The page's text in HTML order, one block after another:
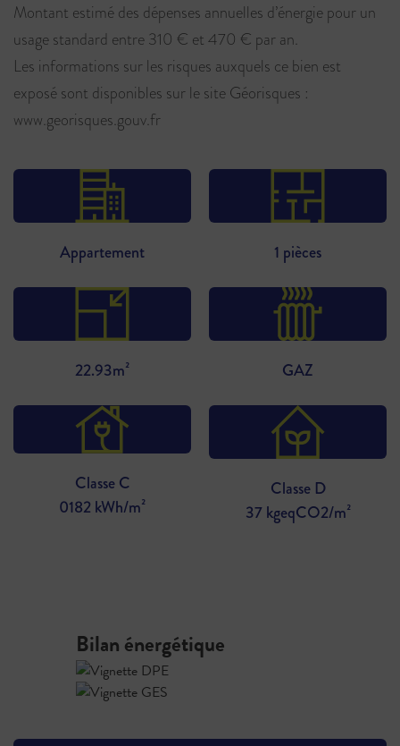
Montant estimé des dépenses annuelles d’énergie pour un
usage standard entre 310 € et 470 € par an.
Les informations sur les risques auxquels ce bien est
exposé sont disponibles sur le site Géorisques :
www.georisques.gouv.fr
Appartement 1 pièces
22.93m² GAZ
Classe C
0182 kWh/m²
Classe D
37 kgeqCO2/m²
Bilan énergétique